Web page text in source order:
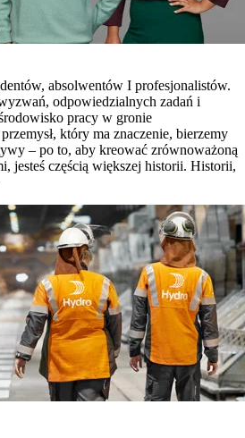
absolwentów I profesjonalistów.
odpowiedzialnych zadań i
pracy w gronie
który ma znaczenie, bierzemy
– po to, aby kreować zrównoważoną
jesteś częścią większej historii. Historii,